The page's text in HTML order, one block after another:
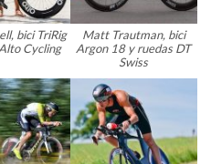
bici TriRig
Cycling
Matt Trautman, bici
Argon 18 y ruedas DT
Swiss